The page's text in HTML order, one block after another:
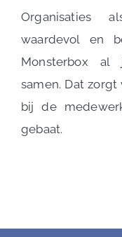
Organisaties
waardevol en
Monsterbox al
samen. Dat
bij de
gebaat.